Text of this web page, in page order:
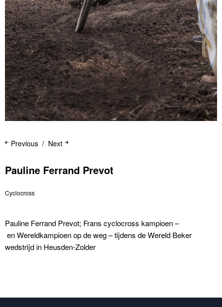
Next
Previous
Pauline Ferrand Prevot
Cyclocross
Pauline Ferrand Prevot; Frans cyclocross kampioen –
en Wereldkampioen op de weg – tijdens de Wereld Beker
wedstrijd in Heusden-Zolder